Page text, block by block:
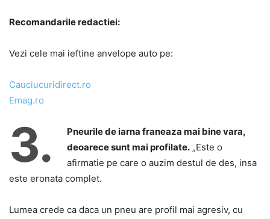
Recomandarile redactiei:
Vezi cele mai ieftine anvelope auto pe:
Cauciucuridirect.ro
Emag.ro
3.
Pneurile de iarna franeaza mai bine vara,
deoarece sunt mai profilate. „Este o
afirmatie pe care o auzim destul de des, insa
este eronata complet.
Lumea crede ca daca un pneu are profil mai agresiv, cu